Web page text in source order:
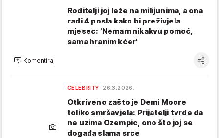
Roditelji joj leže na milijunima, a ona
radi 4 posla kako bi preživjela
mjesec: 'Nemam nikakvu pomoć,
sama hranim kćer'
Komentiraj
CELEBRITY 26.3.2026.
Otkriveno zašto je Demi Moore
toliko smršavjela: Prijatelji tvrde da
ne uzima Ozempic, ono što joj se
događa slama srce